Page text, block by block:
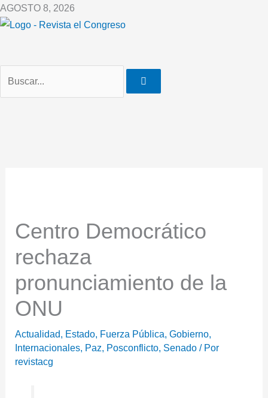
Ir
al
AGOSTO 8, 2026
Centro Democrático
rechaza
pronunciamiento de la
ONU
Actualidad, Estado, Fuerza Pública,Gobierno,
Internacionales, Paz, Posconflicto, Senado / Por
revistacg